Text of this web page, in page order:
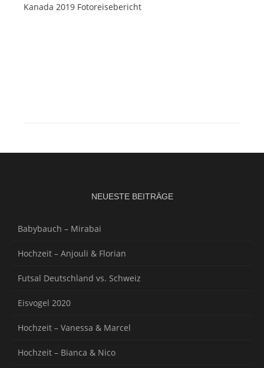
Kanada 2019 Fotoreisebericht
NEUESTE BEITRÄGE
Babybauch – Mirabai
Hochzeit – Anjouli & Florian
Futsal Deutschland vs. Schweiz
Eisvogel 2020
Hochzeit – Vanessa & Marcel
Hochzeit – Bianca & Nico